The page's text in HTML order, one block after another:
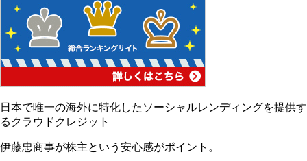
日本で唯一の海外に特化したソーシャルレンディングを提供す
るクラウドクレジット
伊藤忠商事が株主という安心感がポイント。